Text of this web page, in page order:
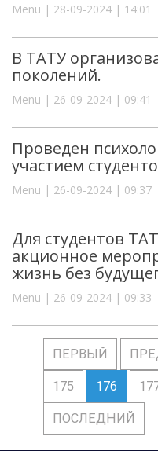
Menu | 28-09-2024 | 14:01
В ТАТУ
поколений.
Menu | 26-09-2024 | 09:41
Проведен
участием
Menu | 26-09-2024 | 09:37
Для студентов
акционное
жизнь без
Menu | 26-09-2024 | 09:33
ПЕРВЫЙ
175 176
ПОСЛЕДНИЙ